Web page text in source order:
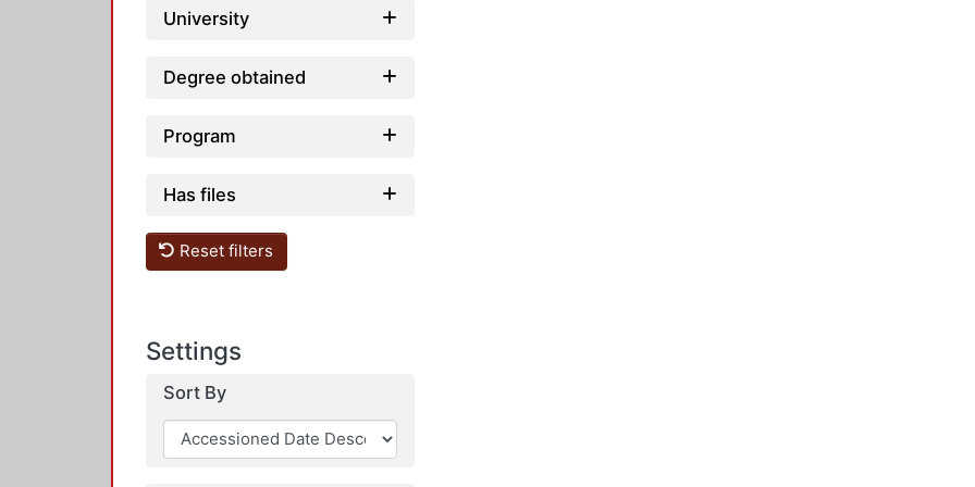
University
Degree obtained
Program
Has files
Reset filters
Settings
Sort By